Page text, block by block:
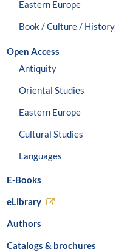
Eastern Europe
Book / Culture / History
Open Access
Antiquity
Oriental Studies
Eastern Europe
Cultural Studies
Languages
E-Books
eLibrary
Authors
Catalogs & brochures